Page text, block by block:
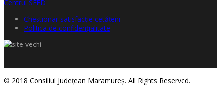
Chestionar satisfacţie cetăţeni
Politica de confidențialitate
© 2018 Consiliul Judeţean Maramureş. All Rights Reserved.